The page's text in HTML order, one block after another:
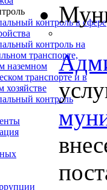
контроль в сфере
контроль на
транспорте,
наземном
транспорте и в
хозяйстве
контроль